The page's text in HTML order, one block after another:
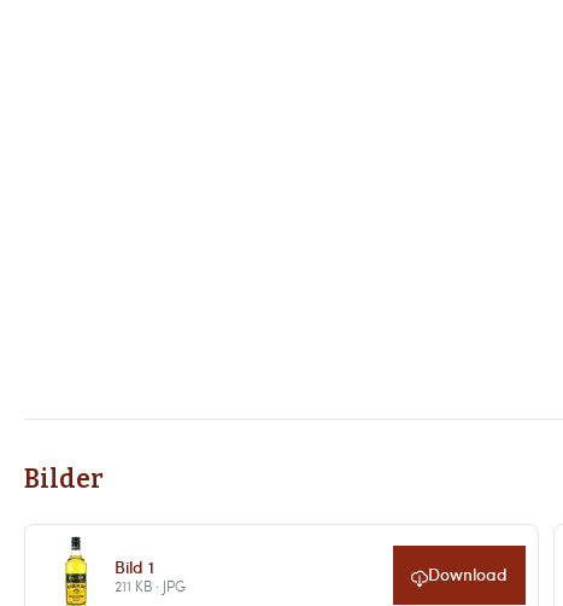
Bilder
Bild 1
211 KB · JPG Download